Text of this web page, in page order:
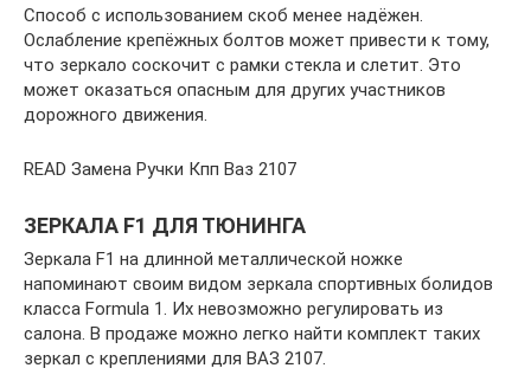
Способ с использованием скоб менее надёжен.
Ослабление крепёжных болтов может привести к тому,
что зеркало соскочит с рамки стекла и слетит. Это
может оказаться опасным для других участников
дорожного движения.
READ Замена Ручки Кпп Ваз 2107
ЗЕРКАЛА F1 ДЛЯ ТЮНИНГА
Зеркала F1 на длинной металлической ножке
напоминают своим видом зеркала спортивных болидов
класса Formula 1. Их невозможно регулировать из
салона. В продаже можно легко найти комплект таких
зеркал с креплениями для ВАЗ 2107.